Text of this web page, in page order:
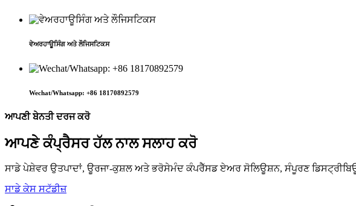
ਵੇਅਰਹਾਊਸਿੰਗ ਅਤੇ ਲੌਜਿਸਟਿਕਸ
Wechat/Whatsapp: +86 18170892579
ਆਪਣੀ ਬੇਨਤੀ ਦਰਜ ਕਰੋ
ਆਪਣੇ ਕੰਪ੍ਰੈਸਰ ਹੱਲ ਨਾਲ ਸਲਾਹ ਕਰੋ
ਸਾਡੇ ਪੇਸ਼ੇਵਰ ਉਤਪਾਦਾਂ, ਊਰਜਾ-ਕੁਸ਼ਲ ਅਤੇ ਭਰੋਸੇਮੰਦ ਕੰਪਰੈੱਸਡ ਏਅਰ ਸੋਲਿਊਸ਼ਨ, ਸੰਪੂਰਣ
ਸਾਡੇ ਕੇਸ ਸਟੱਡੀਜ਼